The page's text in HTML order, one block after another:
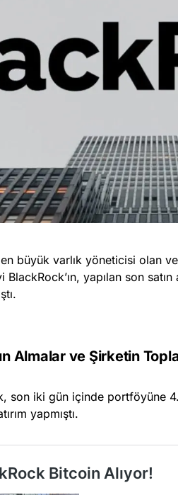
en büyük varlık yöneticisi olan
BlackRock’ın, yapılan son
Almalarve Şirketin
son iki gün içinde portföyüne
yapmıştı.